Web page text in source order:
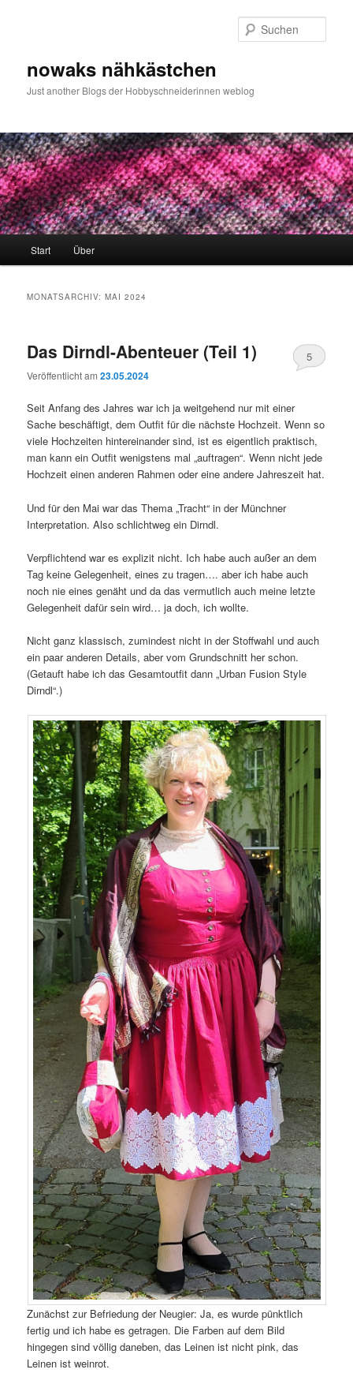
nowaks nähkästchen
Just another Blogs der Hobbyschneiderinnen weblog
Start Über
MONATSARCHIV:MAI 2024
Das Dirndl-Abenteuer (Teil 1)
Veröffentlicht am23.05.2024
5
Seit Anfang des Jahres war ich ja weitgehend nur mit einer
Sache beschäftigt, dem Outfit für die nächste Hochzeit. Wenn so
viele Hochzeiten hintereinander sind, ist es eigentlich praktisch,
man kann ein Outfit wenigstens mal „auftragen“. Wenn nicht jede
Hochzeit einen anderen Rahmen oder eine andere Jahreszeit hat.
Und für den Mai war das Thema „Tracht“ in der Münchner
Interpretation. Also schlichtweg ein Dirndl.
Verpflichtend war es explizit nicht. Ich habe auch außer an dem
Tag keine Gelegenheit, eines zu tragen…. aber ich habe auch
noch nie eines genäht und da das vermutlich auch meine letzte
Gelegenheit dafür sein wird… ja doch, ich wollte.
Nicht ganz klassisch, zumindest nicht in der Stoffwahl und auch
ein paar anderen Details, aber vom Grundschnitt her schon.
(Getauft habe ich das Gesamtoutfit dann „Urban Fusion Style
Dirndl“.)
Zunächst zur Befriedung der Neugier: Ja, es wurde pünktlich
fertig und ich habe es getragen. Die Farben auf dem Bild
hingegen sind völlig daneben, das Leinen ist nicht pink, das
Leinen ist weinrot.